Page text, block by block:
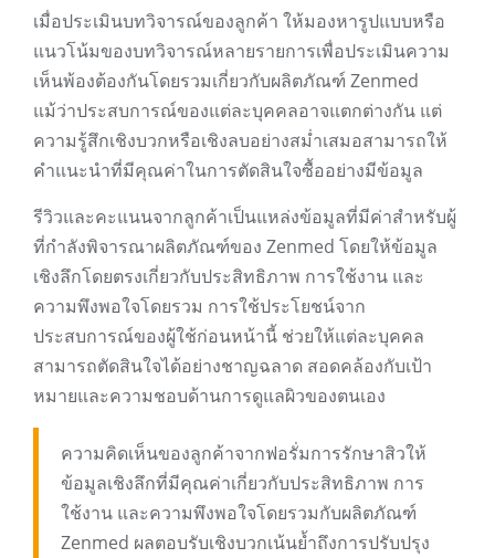
เมื่อประเมินบทวิจารณ์ของลูกค้า ให้มองหารูปแบบหรือ
แนวโน้มของบทวิจารณ์หลายรายการเพื่อประเมินความ
เห็นพ้องต้องกันโดยรวมเกี่ยวกับผลิตภัณฑ์ Zenmed
แม้ว่าประสบการณ์ของแต่ละบุคคลอาจแตกต่างกัน แต่
ความรู้สึกเชิงบวกหรือเชิงลบอย่างสม่ำเสมอสามารถให้
คำแนะนำที่มีคุณค่าในการตัดสินใจซื้ออย่างมีข้อมูล
รีวิวและคะแนนจากลูกค้าเป็นแหล่งข้อมูลที่มีค่าสำหรับผู้
ที่กำลังพิจารณาผลิตภัณฑ์ของ Zenmed โดยให้ข้อมูล
เชิงลึกโดยตรงเกี่ยวกับประสิทธิภาพ การใช้งาน และ
ความพึงพอใจโดยรวม การใช้ประโยชน์จาก
ประสบการณ์ของผู้ใช้ก่อนหน้านี้ ช่วยให้แต่ละบุคคล
สามารถตัดสินใจได้อย่างชาญฉลาด สอดคล้องกับเป้า
หมายและความชอบด้านการดูแลผิวของตนเอง
ความคิดเห็นของลูกค้าจากฟอรั่มการรักษาสิวให้
ข้อมูลเชิงลึกที่มีคุณค่าเกี่ยวกับประสิทธิภาพ การ
ใช้งาน และความพึงพอใจโดยรวมกับผลิตภัณฑ์
Zenmed ผลตอบรับเชิงบวกเน้นย้ำถึงการปรับปรุง